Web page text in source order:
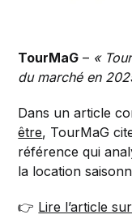
TourMaG – «
du marché en
Dans un article
être, TourMaG
référence qui
la location
👉 Lire l’article